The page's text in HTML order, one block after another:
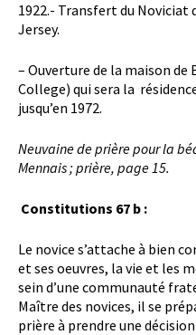
1922.- Transfert du
Jersey.
– Ouverture de la maison de
College) qui sera la
jusqu’en 1972.
Neuvaine de prière pour la
Mennais ; prière, page 15.
Constitutions 67 b :
Le novice s’attache à bien
et ses oeuvres, la vie et les
sein d’une communauté
Maître des novices, il se
prière à prendre une